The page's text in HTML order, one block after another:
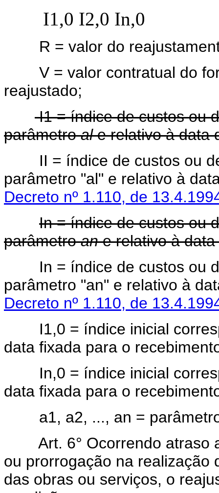
I1,0 I2,0 In,0
R = valor do
V = valor contratual do
reajustado;
I1 = índice de custos ou
parâmetroale relativo à data
II = índice de custos ou de
parâmetro "al" e relativo à
Decreto nº 1.110, de
In = índice de custos ou
parâmetroane relativo à data
In = índice de custos ou
parâmetro "an" e relativo à
Decreto nº 1.110, de
I1,0 = índice inicial
data fixada para o
In,0 = índice inicial
data fixada para o
a1, a2, ..., an =
Art. 6° Ocorrendo atraso
ou prorrogação na realização
das obras ou serviços, o